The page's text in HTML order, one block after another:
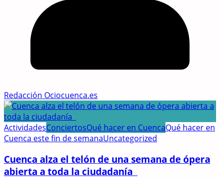
Redacción Ociocuenca.es
ActividadesConciertosQué hacer en CuencaQué hacer en
Cuenca este fin de semanaUncategorized
Cuenca alza el telón de una semana de ópera
abierta a toda la ciudadanía